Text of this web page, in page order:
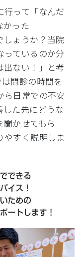
行って「なんだ
かった
しょうか？当院
っているのか分
出ない！」と考
問診の時間を
ら日常での不安
た先にどうな
かせてもら
やすく説明しま